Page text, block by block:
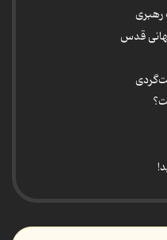
رهبری
قدس